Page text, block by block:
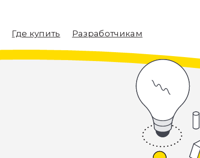
Где купить Разработчикам